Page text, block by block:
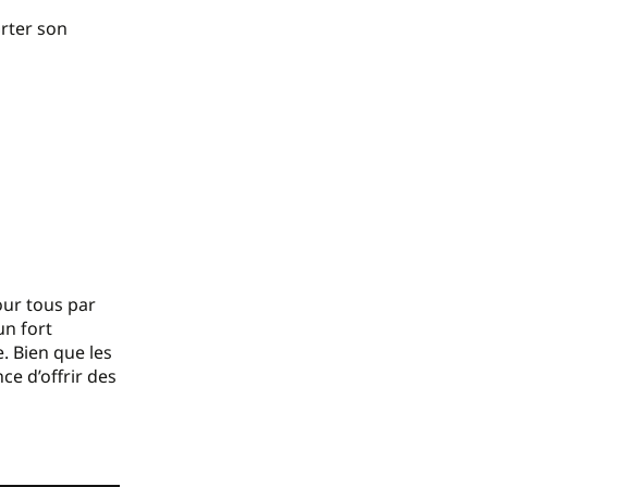
son
tous par
fort
Bien que les
d’offrir des